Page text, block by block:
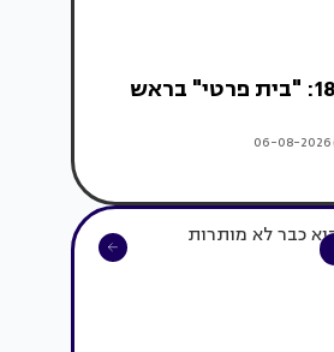
וילה בקומה ה-18: "בית פרטי" בראש
06-08-2026